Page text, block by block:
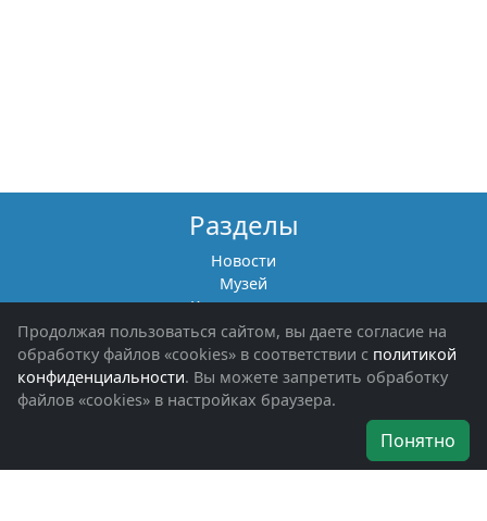
Разделы
Новости
Музей
Книги памяти
Фотоальбомы
Обращения граждан
Помощь участникам СВО и их семьям
Об организации
Наши награды
Продолжая пользоваться сайтом, вы даете согласие на
обработку файлов «cookies» в соответствии с политикой
конфиденциальности. Вы можете запретить обработку
файлов «cookies» в настройках браузера.
Понятно